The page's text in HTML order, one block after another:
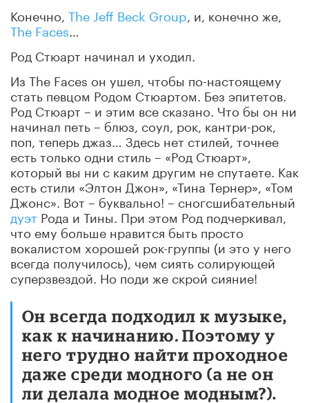
Конечно, The Jeff Beck Group , и, конечно же,
The Faces
Род Стюарт начинал и уходил.
Из The Faces он ушел, чтобы по-настоящему
стать певцом Родом Стюартом. Без эпитетов.
Род Стюарт – и этим все сказано. Что бы он ни
начинал петь – блюз, соул, рок, кантри-рок,
поп, теперь джаз… Здесь нет стилей, точнее
есть только одни стиль – «Род Стюарт»,
который вы ни с каким другим не спутаете. Как
есть стили «Элтон Джон», «Тина Тернер», «Том
Джонс». Вот – буквально! – сногсшибательный
дуэт Рода и Тины. При этом Род подчеркивал,
что ему больше нравится быть просто
вокалистом хорошей рок-группы (и это у него
всегда получилось), чем сиять солирующей
суперзвездой. Но поди же скрой сияние!
Он всегда подходил к музыке,
как к начинанию. Поэтому у
него трудно найти проходное
даже среди модного (а не он
ли делала модное модным?).